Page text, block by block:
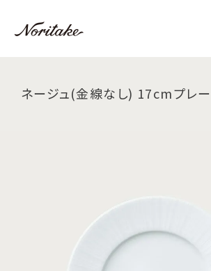
ネージュ(金線なし) 17cmプレー